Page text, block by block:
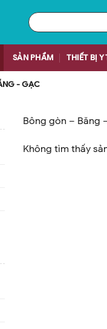
Tìm
kiếm:
SẢN PHẨM THIẾT BỊ Y
- GẠC
Bông gòn – Băng
Không tìm thấy